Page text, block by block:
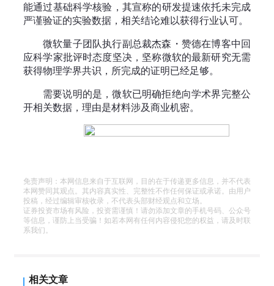
能通过基础科学核验，其宣称的研发提速依托未完成
严谨验证的实验数据，相关结论难以获得行业认可。
微软量子团队执行副总裁杰森・赞德在博客中回
应科学家批评时态度坚决，坚称微软的最新研究无需
获得物理学界共识，所完成的证明已经足够。
需要说明的是，微软已明确拒绝向学术界完整公
开相关数据，理由是材料涉及商业机密。
免责声明：本网信息来自于互联网，目的在于传递更多信息，并不代表
本网赞同其观点。其内容真实性、完整性不作任何保证或承诺。由用户
投稿，经过编辑审核收录，不代表头部财经观点和立场。
证券投资市场有风险，投资需谨慎！请勿添加文章的手机号码、公众号
等信息，谨防上当受骗！如若本网有任何内容侵犯您的权益，请及时联
系我们。
相关文章